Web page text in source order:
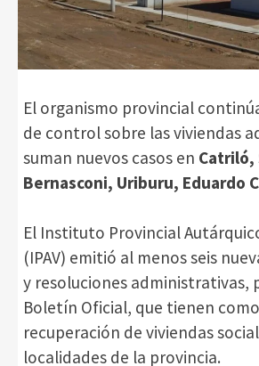
El organismo provincial
de control sobre las viviendas
suman nuevos casos en Catriló,
Bernasconi, Uriburu, Eduardo
El Instituto Provincial
(IPAV) emitió al menos seis
y resoluciones administrativas,
Boletín Oficial, que tienen
recuperación de viviendas
localidades de la provincia.